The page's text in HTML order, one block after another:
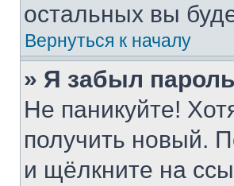
остальных вы
Вернуться к началу
» Я забыл
Не паникуйте!
получить новый.
и щёлкните на